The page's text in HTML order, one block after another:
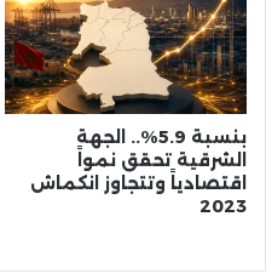
بنسبة 5.9%.. الجهة
الشرقية تحقق نمواً
اقتصادياً وتتجاوز انكماش
2023